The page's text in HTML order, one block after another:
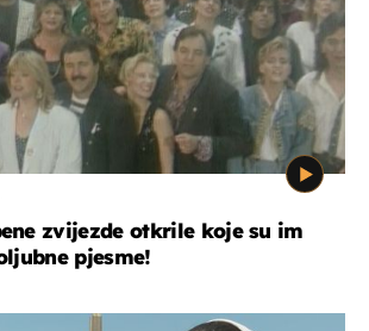
zvijezde otkrile koje su im
pjesme!